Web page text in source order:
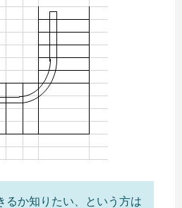
るか知りたい、という方は